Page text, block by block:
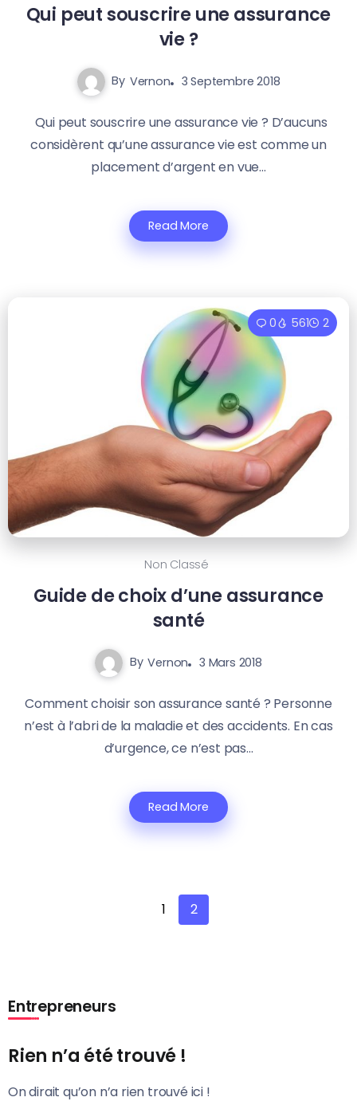
Qui peut souscrire une assurance
vie ?
By Vernon 3 Septembre 2018
Qui peut souscrire une assurance vie ? D’aucuns
considèrent qu’une assurance vie est comme un
placement d’argent en vue...
Read More
0 561 2
Non Classé
Guide de choix d’une assurance
santé
By Vernon 3 Mars 2018
Comment choisir son assurance santé ? Personne
n’est à l’abri de la maladie et des accidents. En cas
d’urgence, ce n’est pas...
Read More
1 2
Entrepreneurs
Rien n’a été trouvé !
On dirait qu’on n’a rien trouvé ici !